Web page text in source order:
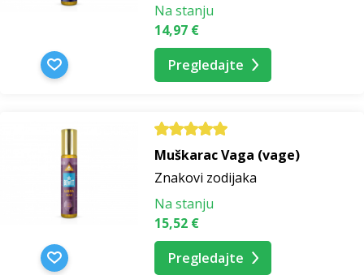
Na stanju
14,97 €
Pregledajte
Muškarac Vaga (vage)
Znakovi zodijaka
Na stanju
15,52 €
Pregledajte